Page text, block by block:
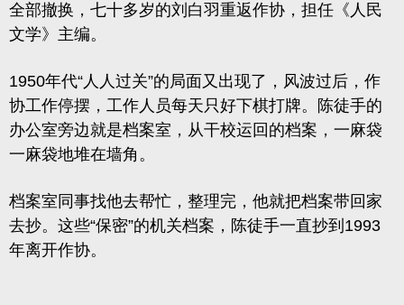
全部撤换，七十多岁的刘白羽重返作协，担任《人民
文学》主编。
1950年代“人人过关”的局面又出现了，风波过后，作
协工作停摆，工作人员每天只好下棋打牌。陈徒手的
办公室旁边就是档案室，从干校运回的档案，一麻袋
一麻袋地堆在墙角。
档案室同事找他去帮忙，整理完，他就把档案带回家
去抄。 这些“保密”的机关档案，陈徒手一直抄到1993
年离开作协。